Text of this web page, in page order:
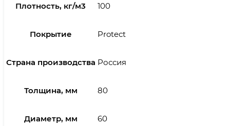
Плотность, кг/м3 100
Покрытие Protect
Страна производства Россия
Толщина, мм 80
Диаметр, мм 60